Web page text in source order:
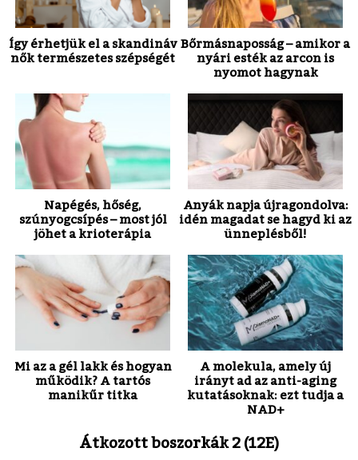
Így érhetjük el a skandináv
nők természetes szépségét
Bőrmásnaposság – amikor a
nyári esték az arcon is
nyomot hagynak
Napégés, hőség,
szúnyogcsípés – most jól
jöhet a krioterápia
Anyák napja újragondolva:
idén magadat se hagyd ki az
ünneplésből!
Mi az a gél lakk és hogyan
működik? A tartós
manikűr titka
A molekula, amely új
irányt ad az anti-aging
kutatásoknak: ezt tudja a
NAD+
Átkozott boszorkák 2 (12E)